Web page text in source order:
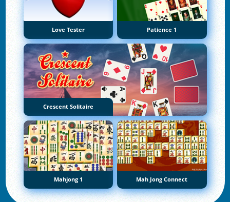
Love Tester Patience 1
Crescent Solitaire
Mahjong 1 Mah Jong Connect